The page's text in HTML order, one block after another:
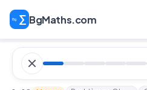
BgMaths.com